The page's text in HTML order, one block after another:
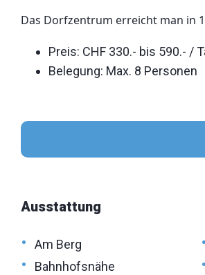
Das Dorfzentrum erreicht man in
Preis: CHF 330.- bis 590.- /
Belegung: Max. 8 Personen
Ausstattung
• Am Berg •
• Bahnhofsnähe •